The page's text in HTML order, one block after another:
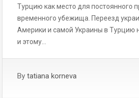
Турцию как место для постоянного
временного убежища. Переезд
Америки и самой Украины в Турцию
и этому…
By tatiana korneva